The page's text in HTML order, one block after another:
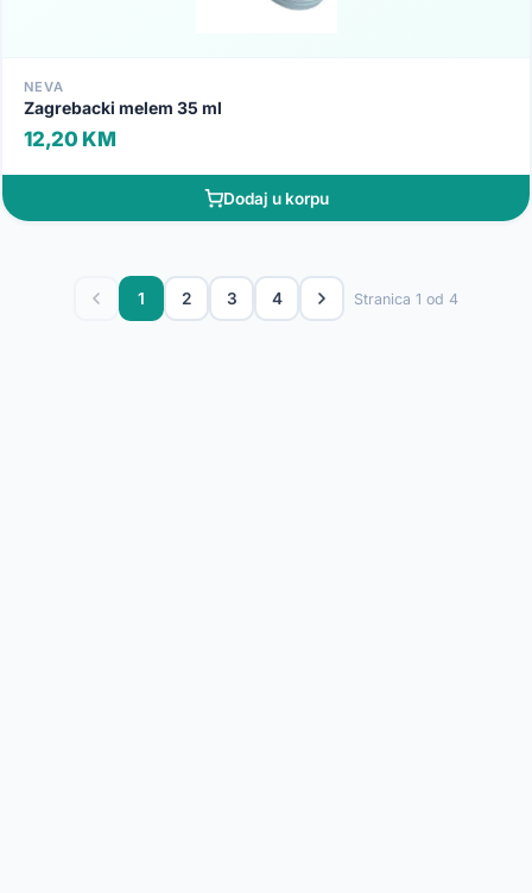
NEVA
Zagrebacki melem 35 ml
12,20 KM
Dodaj u korpu
1 2 3 4 Stranica 1 od 4